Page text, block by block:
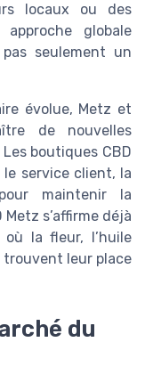
locaux ou des
globale
seulement un
évolue, Metz et
de nouvelles
boutiques CBD
service client, la
maintenir la
s’affirme déjà
la fleur, l’huile
trouvent leur place
du